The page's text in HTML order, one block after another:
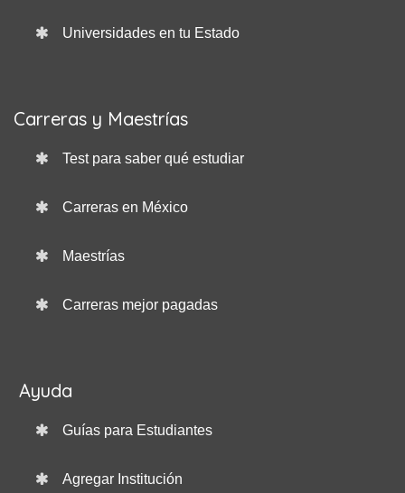
Universidades en tu Estado
Carreras y Maestrías
Test para saber qué estudiar
Carreras en México
Maestrías
Carreras mejor pagadas
Ayuda
Guías para Estudiantes
Agregar Institución